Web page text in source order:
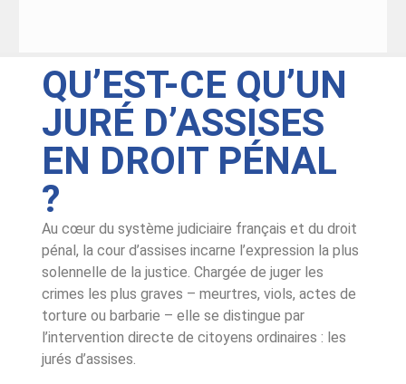
QU’EST-CE QU’UN
JURÉ D’ASSISES
EN DROIT PÉNAL
?
Au cœur du système judiciaire français et du droit
pénal, la cour d’assises incarne l’expression la plus
solennelle de la justice. Chargée de juger les
crimes les plus graves – meurtres, viols, actes de
torture ou barbarie – elle se distingue par
l’intervention directe de citoyens ordinaires : les
jurés d’assises.